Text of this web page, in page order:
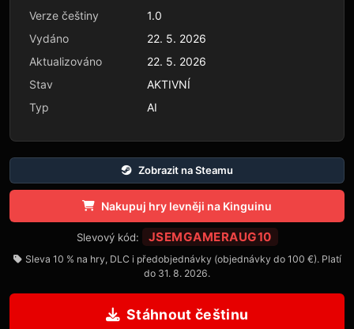
Verze češtiny
1.0
Vydáno
22. 5. 2026
Aktualizováno
22. 5. 2026
Stav
AKTIVNÍ
Typ
AI
Zobrazit na Steamu
Nakupuj hry levněji na Kinguinu
Slevový kód: JSEMGAMERAUG10
Sleva 10 % na hry, DLC i předobjednávky (objednávky do 100 €). Platí
do 31. 8. 2026.
Stáhnout češtinu